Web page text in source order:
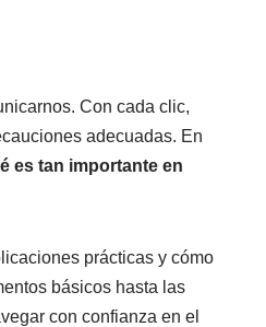
Con cada clic,
adecuadas. En
es tan importante en
prácticas y cómo
básicos hasta las
con confianza en el